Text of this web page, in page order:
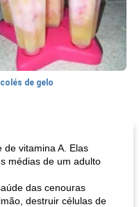
de gelo
de vitamina A. Elas
médias de um adulto
das cenouras
destruir células de